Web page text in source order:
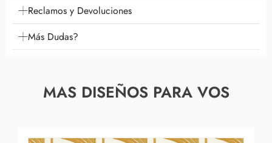
Reclamos y Devoluciones
Más Dudas?
MAS DISEÑOS PARA VOS